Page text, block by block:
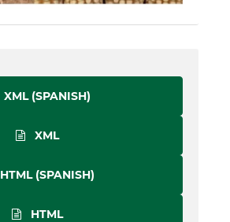
XML (SPANISH)
XML
HTML (SPANISH)
HTML